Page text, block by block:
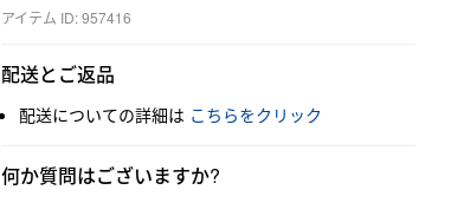
アイテム ID: 957416
配送とご返品
配送についての詳細は こちらをクリック
何か質問はございますか?